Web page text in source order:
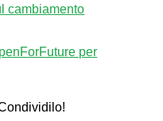
cambiamento
per